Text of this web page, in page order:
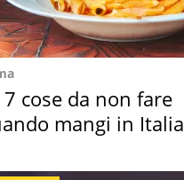
7 cose da non fare
mangi in Italia